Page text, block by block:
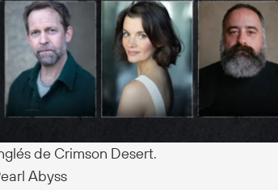
de Crimson Desert.
Abyss